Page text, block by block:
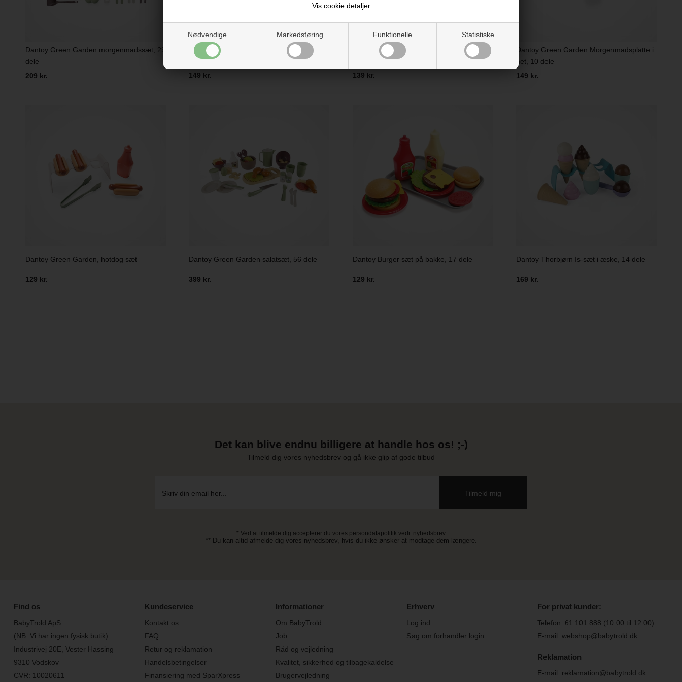
Nødvendige Markedsføring Funktionelle Statistiske
Vis cookie detaljer
Dantoy Green Garden morgenmadssæt, 29
dele
209 kr.
Dantoy Green Garden Grill-sæt
149 kr.
Dantoy Green Garden Frokostsæt
139 kr.
Dantoy Green Garden Morgenmadsplatte i
net, 10 dele
149 kr.
Dantoy Green Garden, hotdog sæt
129 kr.
Dantoy Green Garden salatsæt, 56 dele
399 kr.
Dantoy Burger sæt på bakke, 17 dele
129 kr.
Dantoy Thorbjørn Is-sæt i æske, 14 dele
169 kr.
Det kan blive endnu billigere at handle hos os! ;-)
Tilmeld dig vores nyhedsbrev og gå ikke glip af gode tilbud
* Ved at tilmelde dig accepterer du vores persondatapolitik vedr. nyhedsbrev
** Du kan altid afmelde dig vores nyhedsbrev, hvis du ikke ønsker at modtage dem længere.
Find os
BabyTrold ApS
(NB. Vi har ingen fysisk butik)
Industrivej 20E, Vester Hassing
9310 Vodskov
CVR: 10020611
Kundeservice
Kontakt os
FAQ
Retur og reklamation
Handelsbetingelser
Finansiering med SparXpress
Informationer
Om BabyTrold
Job
Råd og vejledning
Kvalitet, sikkerhed og tilbagekaldelse
Brugervejledning
Erhverv
Log ind
Søg om forhandler login
For privat kunder:
Telefon: 61 101 888 (10:00 til 12:00)
E-mail: webshop@babytrold.dk
Reklamation
E-mail: reklamation@babytrold.dk